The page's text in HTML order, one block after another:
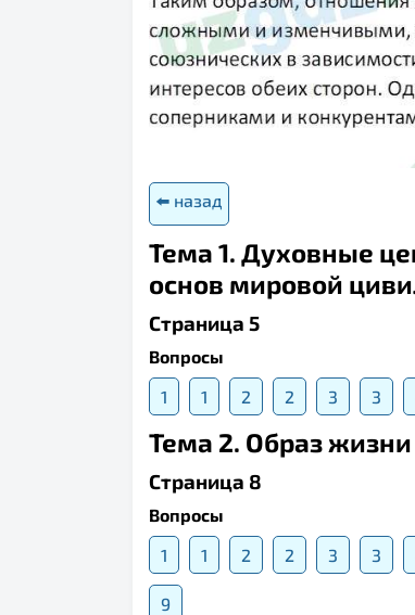
⬅️ назад
Тема 1. Духовные
основ мировой
Страница 5
Вопросы
1
1 2 2 3 3
Тема 2. Образ
Страница 8
Вопросы
1
1 2 2 3 3
9